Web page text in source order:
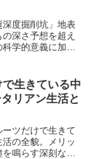
度掘削坑」地表
深さ予想を超え
学的意義に加
査の真実をぜひ
生きている中
リアン生活と
ーツだけで生きて
の全貌。メリッ
鳴らす深刻なリ